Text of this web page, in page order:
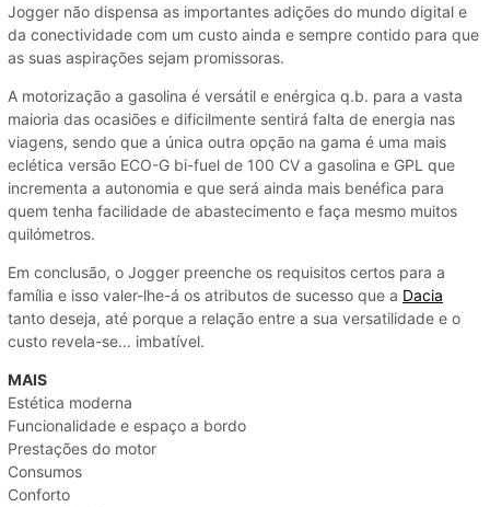
Jogger não dispensa as importantes adições do mundo digital e
da conectividade com um custo ainda e sempre contido para que
as suas aspirações sejam promissoras.
A motorização a gasolina é versátil e enérgica q.b. para a vasta
maioria das ocasiões e dificilmente sentirá falta de energia nas
viagens, sendo que a única outra opção na gama é uma mais
eclética versão ECO-G bi-fuel de 100 CV a gasolina e GPL que
incrementa a autonomia e que será ainda mais benéfica para
quem tenha facilidade de abastecimento e faça mesmo muitos
quilómetros.
Em conclusão, o Jogger preenche os requisitos certos para a
família e isso valer-lhe-á os atributos de sucesso que a Dacia
tanto deseja, até porque a relação entre a sua versatilidade e o
custo revela-se… imbatível.
MAIS
Estética moderna
Funcionalidade e espaço a bordo
Prestações do motor
Consumos
Conforto